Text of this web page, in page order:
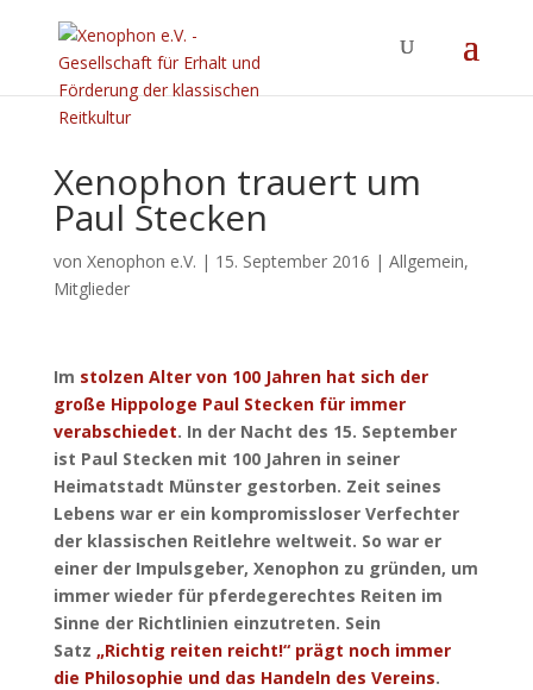
Xenophon trauert um
Paul Stecken
von Xenophon e.V. | 15. September 2016 | Allgemein,
Mitglieder
Im stolzen Alter von 100 Jahren hat sich der
große Hippologe Paul Stecken für immer
verabschiedet. In der Nacht des 15. September
ist Paul Stecken mit 100 Jahren in seiner
Heimatstadt Münster gestorben. Zeit seines
Lebens war er ein kompromissloser Verfechter
der klassischen Reitlehre weltweit. So war er
einer der Impulsgeber, Xenophon zu gründen, um
immer wieder für pferdegerechtes Reiten im
Sinne der Richtlinien einzutreten. Sein
Satz „Richtig reiten reicht!“ prägt noch immer
die Philosophie und das Handeln des Vereins.